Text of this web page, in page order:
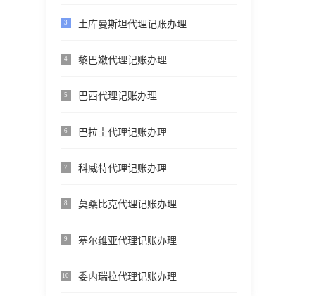
3 土库曼斯坦代理记账办理
4 黎巴嫩代理记账办理
5 巴西代理记账办理
6 巴拉圭代理记账办理
7 科威特代理记账办理
8 莫桑比克代理记账办理
9 塞尔维亚代理记账办理
10 委内瑞拉代理记账办理